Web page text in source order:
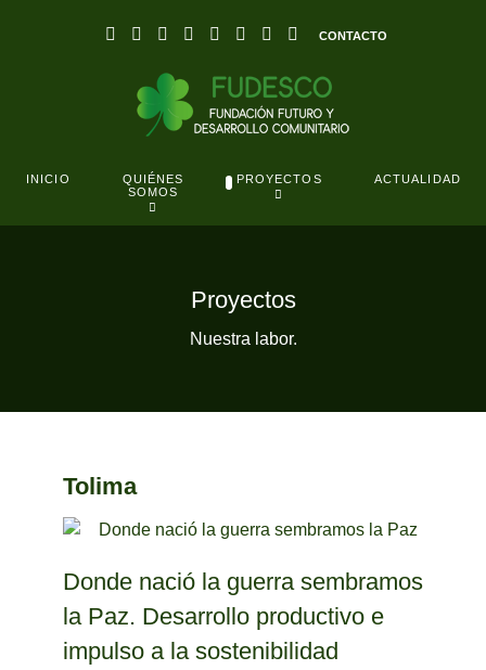
CONTACTO
INICIO
QUIÉNES
SOMOS
PROYECTOS ACTUALIDAD
Proyectos
Nuestra labor.
Tolima
Donde nació la guerra sembramos
la Paz. Desarrollo productivo e
impulso a la sostenibilidad